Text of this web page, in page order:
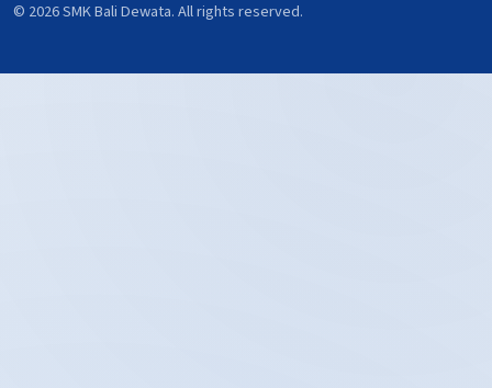
© 2026 SMK Bali Dewata. All rights reserved.